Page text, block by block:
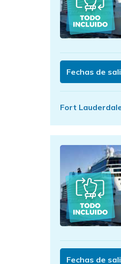
Fechas de
Fort
Fechas de